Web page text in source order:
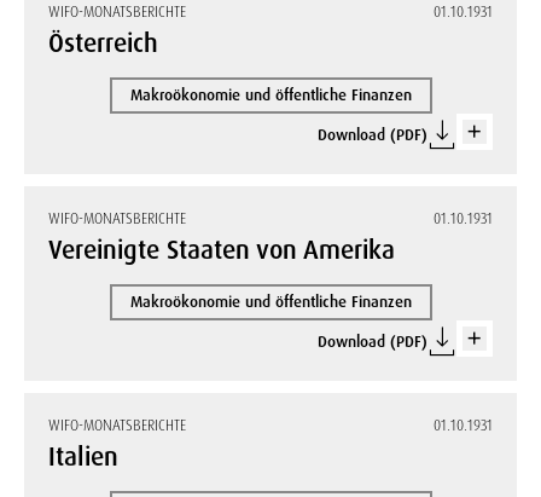
WIFO-MONATSBERICHTE 01.10.1931
Österreich
Makroökonomie und öffentliche Finanzen
Download (PDF)
WIFO-MONATSBERICHTE 01.10.1931
Vereinigte Staaten von Amerika
Makroökonomie und öffentliche Finanzen
Download (PDF)
WIFO-MONATSBERICHTE 01.10.1931
Italien